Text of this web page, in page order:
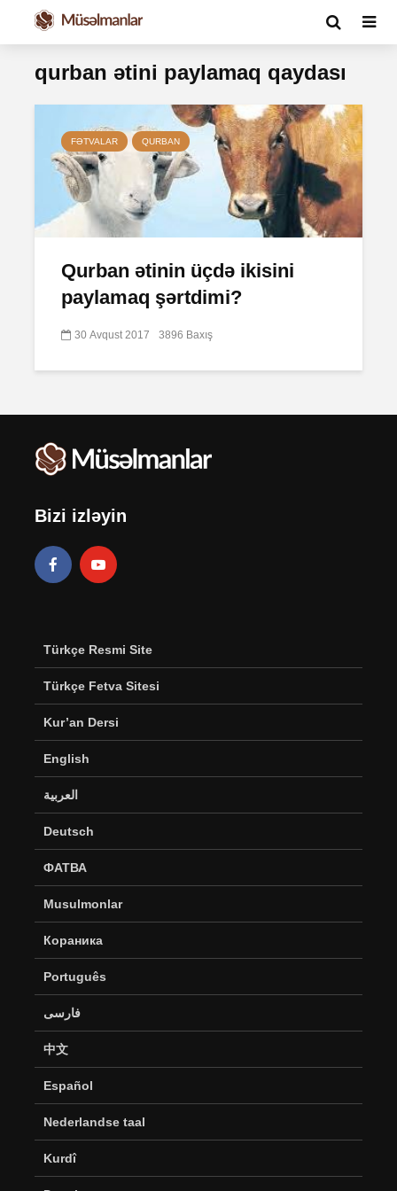
qurban ətini paylamaq qaydası
FƏTVALAR QURBAN
Qurban ətinin üçdə ikisini
paylamaq şərtdimi?
30 Avqust 2017 3896 Baxış
Bizi izləyin
Türkçe Resmi Site
Türkçe Fetva Sitesi
Kur’an Dersi
English
العربية
Deutsch
ФАТВА
Musulmonlar
Кораника
Português
فارسی
中文
Español
Nederlandse taal
Kurdî